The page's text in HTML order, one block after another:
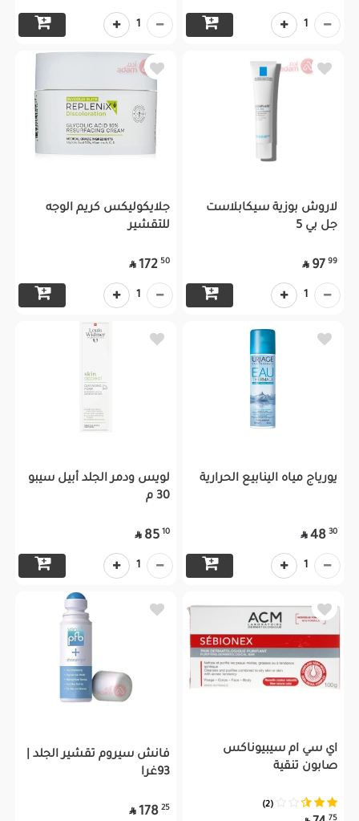
1
1
لاروش بوزية سيكابلاست
جل بي 5
99
97

1
جلايكوليكس كريم الوجه
للتقشير
50
172

1
يورياج مياه الينابيع الحرارية
30
48

1
لويس ودمر الجلد أبيل سيبو
30 م
10
85

1
اي سي ام سيبيوناكس
صابون تنقية
(2)
75
فانش سيروم تقشير الجلد |
93غرا
25
178
